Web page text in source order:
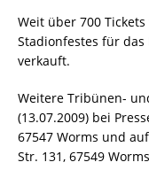
Weit über 700
Stadionfestes für das
verkauft.
Weitere Tribünen-
(13.07.2009) bei
67547 Worms und
Str. 131, 67549